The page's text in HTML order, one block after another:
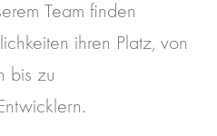
Team finden
ihren Platz, von
bis zu